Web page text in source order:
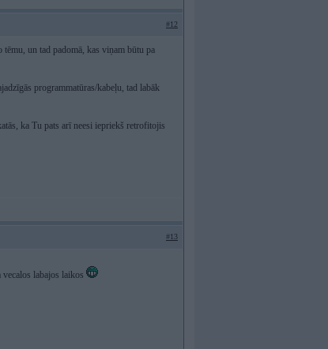
#12
un tad padomā, kas viņam būtu pa
programmatūras/kabeļu, tad labāk
ka Tu pats arī neesi iepriekš retrofitojis
#13
labajos laikos